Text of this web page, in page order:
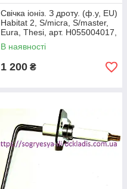
Свічка іоніз. З дроту. (ф.у, EU)
Habitat 2, S/micra, S/master,
Eura, Thesi, арт. H055004017,
к.з. 0547/2
В наявності
1 200 ₴